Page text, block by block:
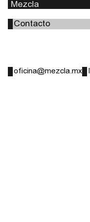
Mezcla
Contacto
oficina@mezcla.mx